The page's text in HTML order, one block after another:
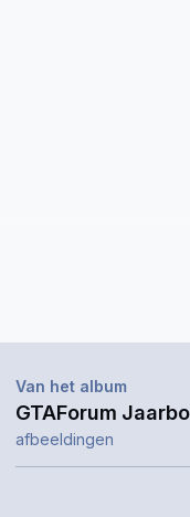
Van het album
GTAForum
afbeeldingen